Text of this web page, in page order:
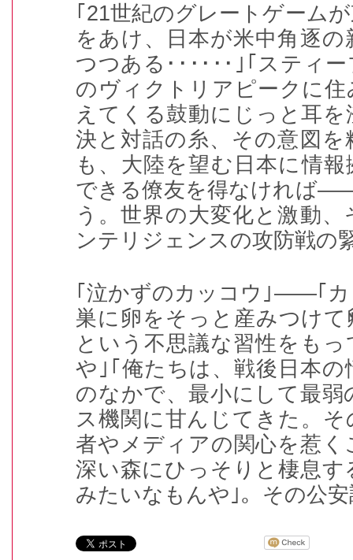
｢21世紀のグレートゲーム
をあけ、日本が米中角逐
つつある･･････｣｢スティ
のヴィクトリアピークに
えてくる鼓動にじっと耳
決と対話の糸、その意図
も、大陸を望む日本に情
できる僚友を得なければ
う。世界の大変化と激動
ンテリジェンスの攻防戦の
｢泣かずのカッコウ｣――｢
巣に卵をそっと産みつけ
という不思議な習性をも
や｣｢俺たちは、戦後日本
のなかで、最小にして最
ス機関に甘んじてきた。
者やメディアの関心を惹
深い森にひっそりと棲息
みたいなもんや｣。その公